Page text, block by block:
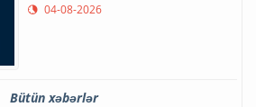
04-08-2026
Bütün xəbərlər